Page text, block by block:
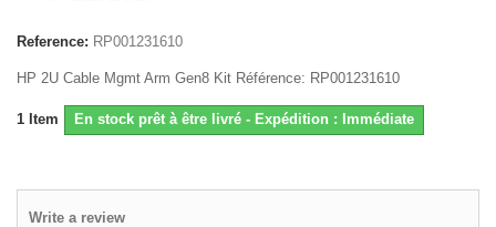
Reference: RP001231610
HP 2U Cable Mgmt Arm Gen8 Kit Référence: RP001231610
1 Item En stock prêt à être livré - Expédition : Immédiate
Write a review